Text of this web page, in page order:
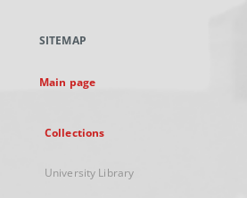
new
SITEMAP
Main page
Collections
University Library